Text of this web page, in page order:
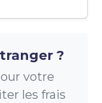
?
votre
les frais